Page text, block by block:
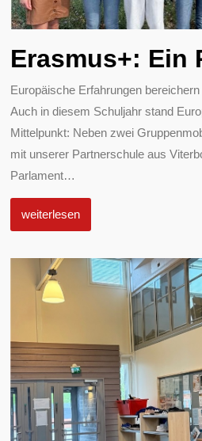
Erasmus+: Ein
Europäische Erfahrungen
Auch in diesem Schuljahr stand
Mittelpunkt: Neben zwei
mit unserer Partnerschule aus
Parlament…
weiterlesen